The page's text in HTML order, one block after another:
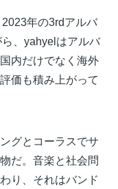
年の3rdアルバ
、yahyelはアルバ
内だけでなく海外
価も積み上がって
グとコーラスでサ
だ。音楽と社会問
り、それはバンド